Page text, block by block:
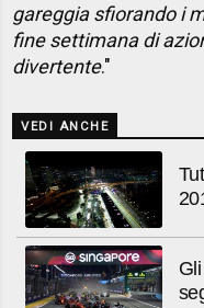
gareggia sfiorando i
fine settimana di
divertente."
VEDI ANCHE